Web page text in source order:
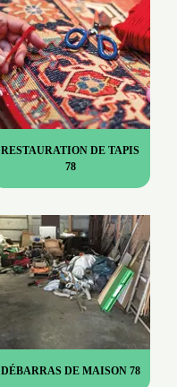
RESTAURATION DE TAPIS
78
DÉBARRAS DE MAISON 78